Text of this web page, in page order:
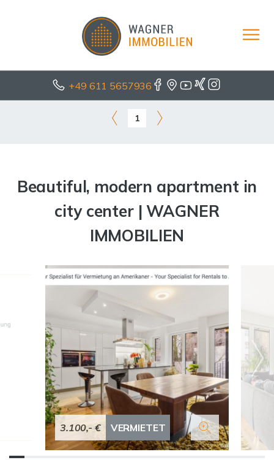
+49 611 5657936
1
Beautiful, modern apartment in
city center | WAGNER
IMMOBILIEN
3.100,- € VERMIETET